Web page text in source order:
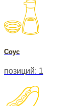
Соус
позиций: 1